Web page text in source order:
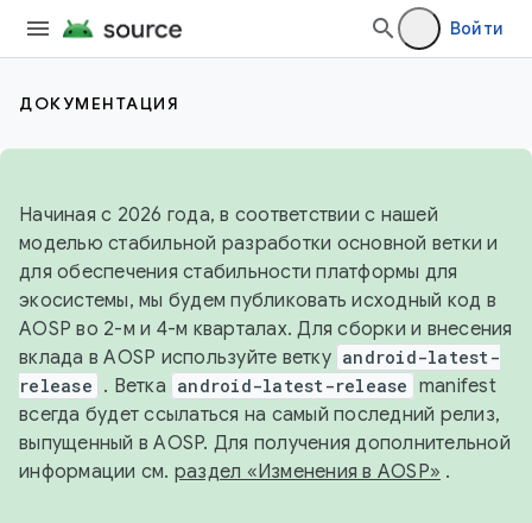
Войти
ДОКУМЕНТАЦИЯ
Начиная с 2026 года, в соответствии с нашей
моделью стабильной разработки основной ветки и
для обеспечения стабильности платформы для
экосистемы, мы будем публиковать исходный код в
AOSP во 2-м и 4-м кварталах. Для сборки и внесения
вклада в AOSP используйте ветку android-latest-
release . Ветка android-latest-release manifest
всегда будет ссылаться на самый последний релиз,
выпущенный в AOSP. Для получения дополнительной
информации см. раздел «Изменения в AOSP» .